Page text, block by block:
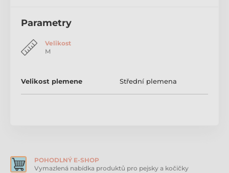
kousání. Hračku pravidelně kontrolujte, v případě
Produkt je zařazen v kategoriích
KONG Plyšové hračky pro psy
Odolné hračky pro psy
Parametry
Velikost
M
Velikost plemene Střední plemena
POHODLNÝ E-SHOP
Vymazlená nabídka produktů pro pejsky a kočičky